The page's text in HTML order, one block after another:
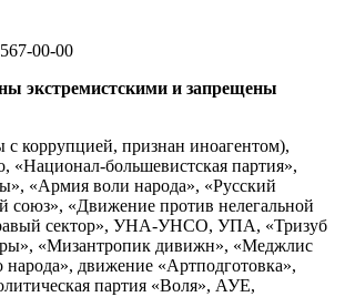
00-00
экстремистскими и запрещены
коррупцией, признан иноагентом),
«Национал-большевистская партия»,
«Армия воли народа», «Русский
союз», «Движение против нелегальной
сектор», УНА-УНСО, УПА, «Тризуб
«Мизантропик дивижн», «Меджлис
народа», движение «Артподготовка»,
партия «Воля», АУЕ,